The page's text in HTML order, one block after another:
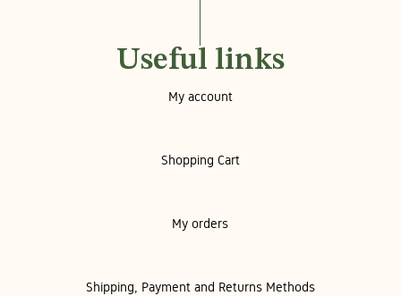
Useful links
My account
Shopping Cart
My orders
Shipping, Payment and Returns Methods